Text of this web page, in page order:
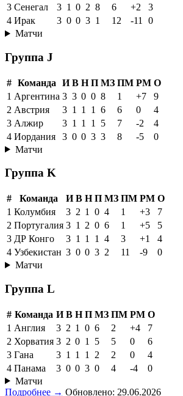
3 Сенегал 3 1 0 2 8 6 +2
3
4 Ирак 3 0 0 3 1 12 -11
0
Матчи
Группа J
# Команда И В Н П МЗ ПМ РМ О
1 Аргентина 3 3 0 0 8 1 +7
9
2 Австрия 3 1 1 1 6 6 0
4
3 Алжир 3 1 1 1 5 7 -2
4
4 Иордания 3 0 0 3 3 8 -5
0
Матчи
Группа K
# Команда И В Н П МЗ ПМ РМ О
1 Колумбия 3 2 1 0 4 1 +3
7
2 Португалия 3 1 2 0 6 1 +5
5
3 ДР Конго 3 1 1 1 4 3 +1
4
4 Узбекистан 3 0 0 3 2 11 -9
0
Матчи
Группа L
# Команда И В Н П МЗ ПМ РМ О
1 Англия 3 2 1 0 6 2 +4
7
2 Хорватия 3 2 0 1 5 5 0
6
3 Гана 3 1 1 1 2 2 0
4
4 Панама 3 0 0 3 0 4 -4
0
Матчи
Подробнее → Обновлено: 29.06.2026